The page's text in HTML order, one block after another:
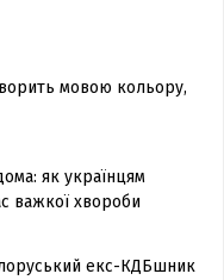
мовою кольору,
як українцям
важкої хвороби
екс-КДБшник